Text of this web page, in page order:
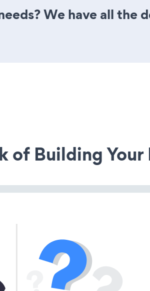
We have all the
of Building Your